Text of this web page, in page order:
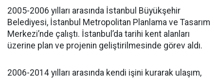
2005-2006 yılları arasında İstanbul Büyükşehir
Belediyesi, İstanbul Metropolitan Planlama ve Tasarım
Merkezi’nde çalıştı. İstanbul’da tarihi kent alanları
üzerine plan ve projenin geliştirilmesinde görev aldı.
2006-2014 yılları arasında kendi işini kurarak ulaşım,